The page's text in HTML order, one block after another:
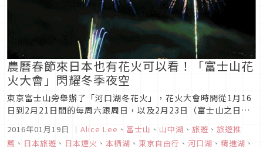
農曆春節來日本也有花火可以看！「富士山花
火大會」閃耀冬季夜空
東京富士山旁舉辦了「河口湖冬花火」，花火大會時間從1月16
日到2月21日間的每周六跟周日，以及2月23日（富士山之日）
賞火花映照在湖面的景色。
2016年01月19日 ｜ Alice Lee 、 富士山 、 山中湖 、 旅遊 、 旅遊推
薦 、 日本旅遊 、 日本煙火 、 本栖湖 、 東京自由行 、 河口湖 、 精進湖 、